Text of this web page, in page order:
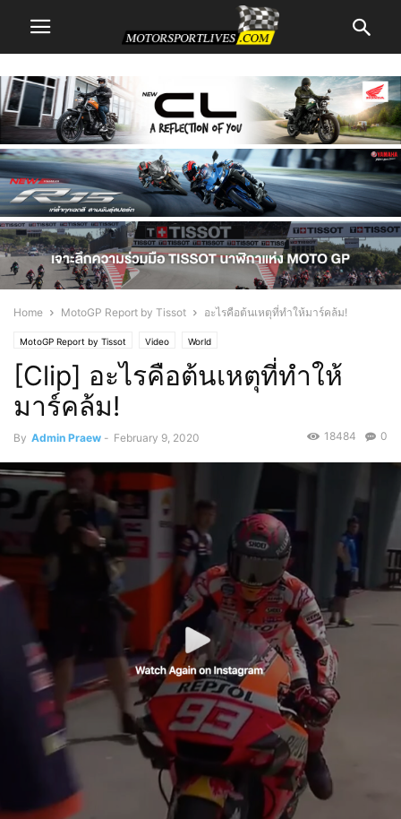
Home MotoGP Report by Tissot อะไรคือต้นเหตุที่ทำให้มาร์คล้ม!
MotoGP Report by Tissot Video World
[Clip] อะไรคือต้นเหตุที่ทำให้
มาร์คล้ม!
By Admin Praew - February 9, 2020 0
18484